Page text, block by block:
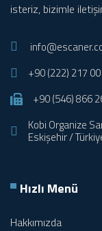
isteriz, bizimle
+90 (222) 217
+90 (546) 866
Kobi Organize
Eskişehir /
Hızlı Menü
Hakkımızda